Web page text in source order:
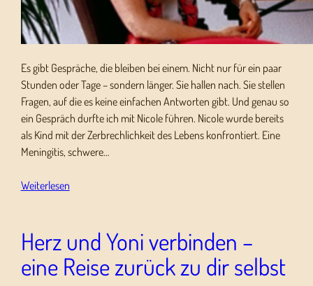
Es gibt Gespräche, die bleiben bei einem. Nicht nur für ein paar
Stunden oder Tage – sondern länger. Sie hallen nach. Sie stellen
Fragen, auf die es keine einfachen Antworten gibt. Und genau so
ein Gespräch durfte ich mit Nicole führen. Nicole wurde bereits
als Kind mit der Zerbrechlichkeit des Lebens konfrontiert. Eine
Meningitis, schwere…
Weiterlesen
Herz und Yoni verbinden –
eine Reise zurück zu dir selbst